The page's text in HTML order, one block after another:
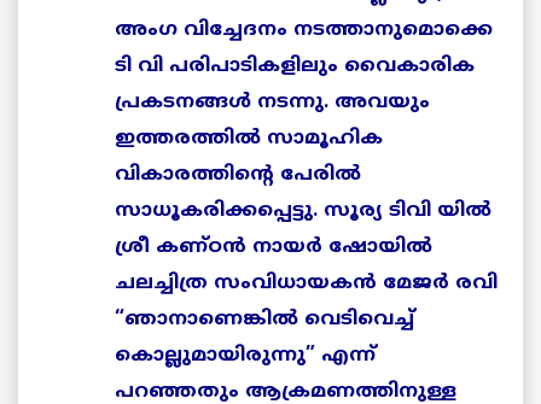
അംഗ വിച്ചേദനം നടത്താനുമൊക്കെ
ടി വി പരിപാടികളിലും വൈകാരിക
പ്രകടനങ്ങള് നടന്നു. അവയും
ഇത്തരത്തില് സാമൂഹിക
വികാരത്തിന്റെ പേരില്
സാധൂകരിക്കപ്പെട്ടു. സൂര്യ ടിവി യില്
ശ്രീ കണ്ഠന് നായര് ഷോയില്
ചലച്ചിത്ര സംവിധായകന് മേജര് രവി
“ഞാനാണെങ്കില് വെടിവെച്ച്
കൊല്ലുമായിരുന്നു” എന്ന്
പറഞ്ഞതും ആക്രമണത്തിനുള്ള